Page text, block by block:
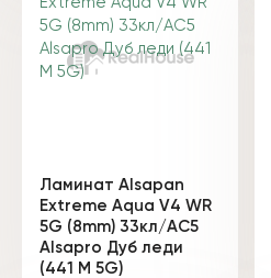
Ламинат Alsapan
Extreme Aqua V4 WR
5G (8mm) 33кл/AC5
Alsapro Дуб леди
(441 М 5G)